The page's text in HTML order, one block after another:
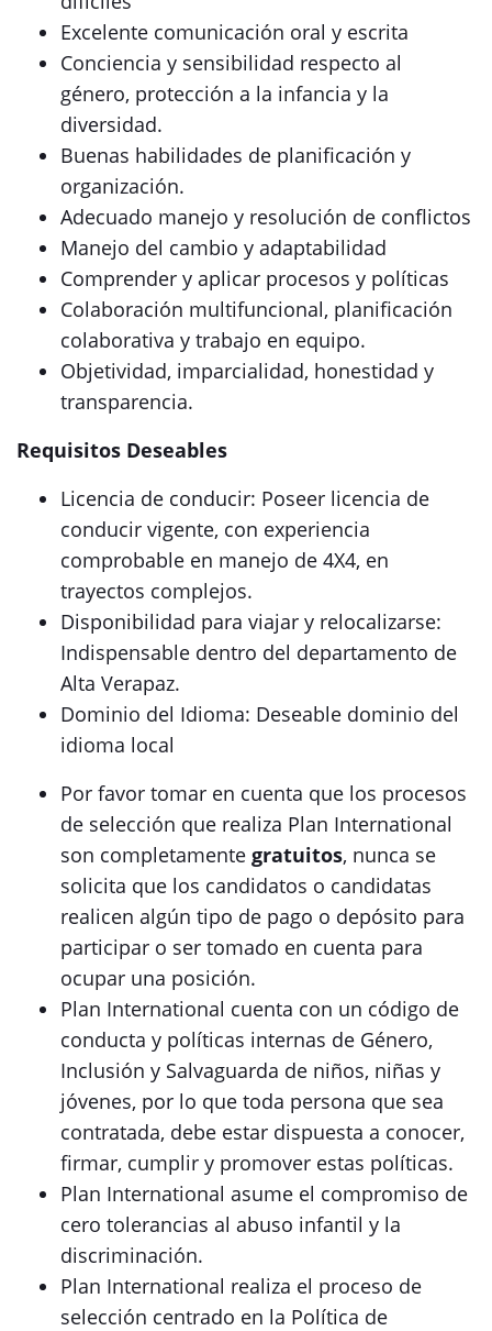
Excelente comunicación oral y escrita
Conciencia y sensibilidad respecto al
género, protección a la infancia y la
diversidad.
Buenas habilidades de planificación y
organización.
Adecuado manejo y resolución de conflictos
Manejo del cambio y adaptabilidad
Comprender y aplicar procesos y políticas
Colaboración multifuncional, planificación
colaborativa y trabajo en equipo.
Objetividad, imparcialidad, honestidad y
transparencia.
Requisitos Deseables
Licencia de conducir: Poseer licencia de
conducir vigente, con experiencia
comprobable en manejo de 4X4, en
trayectos complejos.
Disponibilidad para viajar y relocalizarse:
Indispensable dentro del departamento de
Alta Verapaz.
Dominio del Idioma: Deseable dominio del
idioma local
Por favor tomar en cuenta que los procesos
de selección que realiza Plan International
son completamente gratuitos, nunca se
solicita que los candidatos o candidatas
realicen algún tipo de pago o depósito para
participar o ser tomado en cuenta para
ocupar una posición.
Plan International cuenta con un código de
conducta y políticas internas de Género,
Inclusión y Salvaguarda de niños, niñas y
jóvenes, por lo que toda persona que sea
contratada, debe estar dispuesta a conocer,
firmar, cumplir y promover estas políticas.
Plan International asume el compromiso de
cero tolerancias al abuso infantil y la
discriminación.
Plan International realiza el proceso de
selección centrado en la Política de